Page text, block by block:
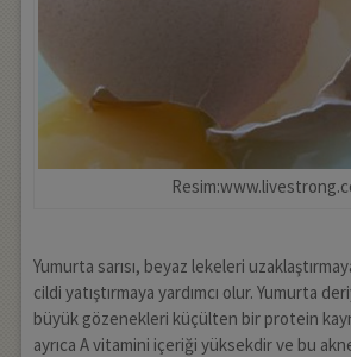
Yumurta sarısı, beyaz lekeleri
cildi yatıştırmaya yardımcı olur. Yumurta
büyük gözenekleri küçülten bir protein
ayrıca A vitamini içeriği yüksekdir ve bu